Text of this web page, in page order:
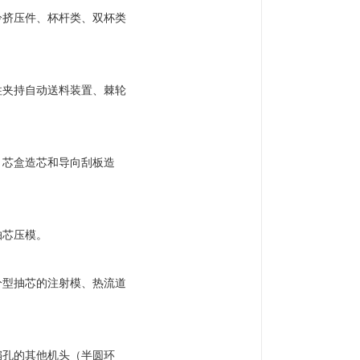
压件、杯杆类、双杯类
持自动送料装置、棘轮
盒造芯和导向刮板造
压模。
抽芯的注射模、热流道
的其他机头（半圆环